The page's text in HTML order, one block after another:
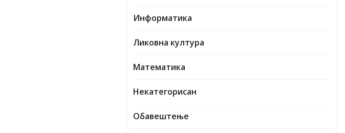
Информатика
Ликовна култура
Математика
Некатегорисан
Обавештење